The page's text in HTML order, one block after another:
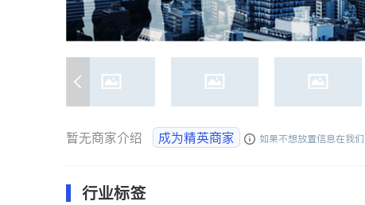
暂无商家介绍 成为精英商家 如果不想放置信息在我
行业标签